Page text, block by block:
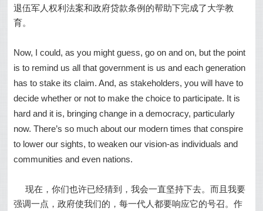
退伍军人权利法案和政府贷款条例的帮助下完成了大学教
育。
Now, I could, as you might guess, go on and on, but the point
is to remind us all that government is us and each generation
has to stake its claim. And, as stakeholders, you will have to
decide whether or not to make the choice to participate. It is
hard and it is, bringing change in a democracy, particularly
now. There’s so much about our modern times that conspire
to lower our sights, to weaken our vision-as individuals and
communities and even nations.
现在，你们也许已经猜到，我会一直坚持下去。而且我要
强调一点，政府使我们的，每一代人都要响应它的号召。作